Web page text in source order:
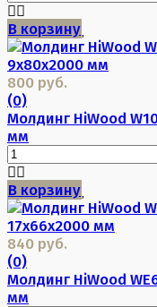
В корзину
800 руб.
(0)
Молдинг HiWood
мм
В корзину
840 руб.
(0)
Молдинг HiWood
мм